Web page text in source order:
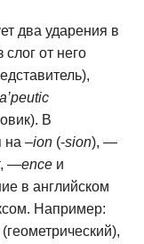
два ударения в
от него
В
на –ion (-sion), —
, —ence и
в английском
Например:
(геометрический),